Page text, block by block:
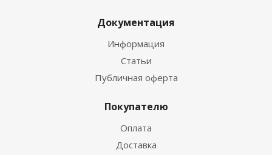
Документация
Информация
Статьи
Публичная оферта
Покупателю
Оплата
Доставка